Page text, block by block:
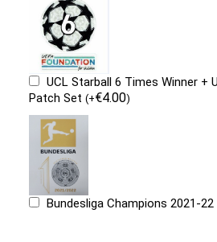
UCL Starball 6 Times Winner +
Patch Set(+€4.00)
Bundesliga Champions 2021-